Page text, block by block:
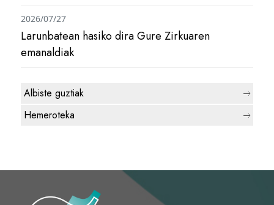
Larunbatean hasiko dira Gure Zirkuaren
emanaldiak
2026/07/27
Albiste guztiak
Hemeroteka